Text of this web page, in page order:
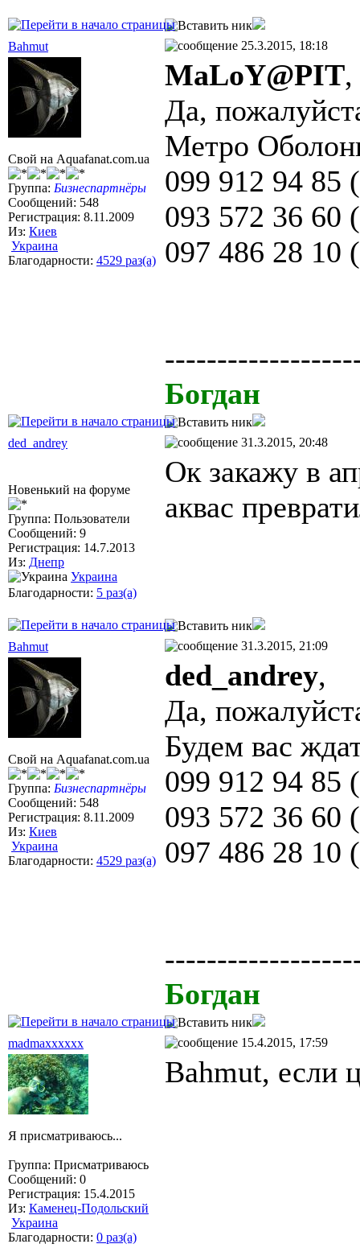
Bahmut 25.3.2015, 18:18
Свой на Aquafanat.com.ua
Группа: Бизнеспартнёры
Сообщений: 548
Регистрация: 8.11.2009
Из: Киев
Украина
Благодарности: 4529 раз(а)
MaLoY@PIT,
Да,
Метро
099 912 94 85
093 572 36 60
097 486 28 10
Богдан
ded_andrey 31.3.2015, 20:48
Новенький на форуме
Группа: Пользователи
Сообщений: 9
Регистрация: 14.7.2013
Из: Днепр
Украина
Благодарности: 5 раз(а)
Ок закажу в
аквас
Bahmut 31.3.2015, 21:09
Свой на Aquafanat.com.ua
Группа: Бизнеспартнёры
Сообщений: 548
Регистрация: 8.11.2009
Из: Киев
Украина
Благодарности: 4529 раз(а)
ded_andrey,
Да,
Будем вас
099 912 94 85
093 572 36 60
097 486 28 10
Богдан
madmaxxxxxx 15.4.2015, 17:59
Я присматриваюсь...
Группа: Присматриваюсь
Сообщений: 0
Регистрация: 15.4.2015
Из: Каменец-Подольский
Украина
Благодарности: 0 раз(а)
Bahmut, если